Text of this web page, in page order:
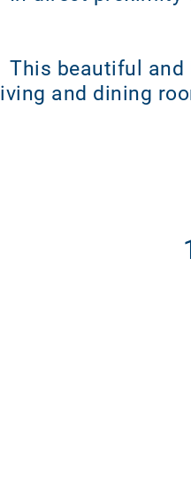
This beautiful and
living and dining